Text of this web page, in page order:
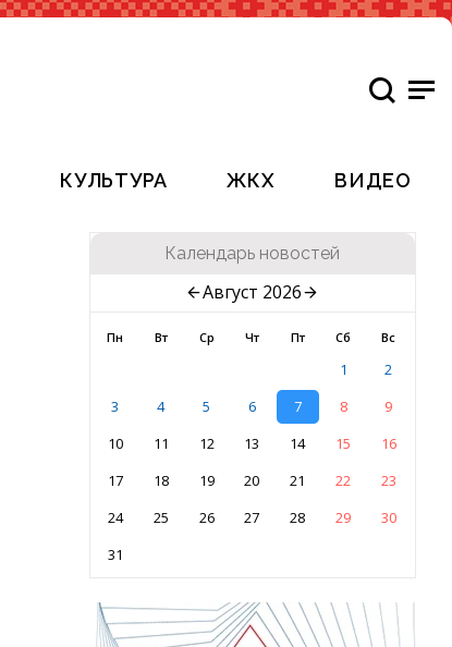
КУЛЬТУРА ЖКХ ВИДЕО
Календарь новостей
Август 2026
Пн Вт Ср Чт Пт Сб Вс
1
2
3
4 5 6 7 8
9
10
11 12 13 14 15
16
17
18 19 20 21 22
23
24
25 26 27 28 29
30
31